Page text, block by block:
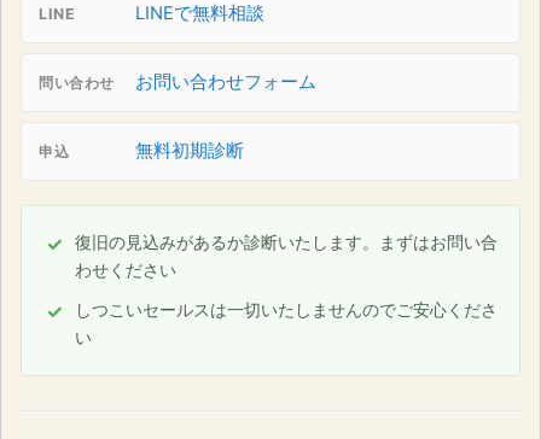
LINE LINEで無料相談
問い合わせ お問い合わせフォーム
申込 無料初期診断
復旧の見込みがあるか診断いたします。まずはお問い合
わせください
しつこいセールスは一切いたしませんのでご安心くださ
い